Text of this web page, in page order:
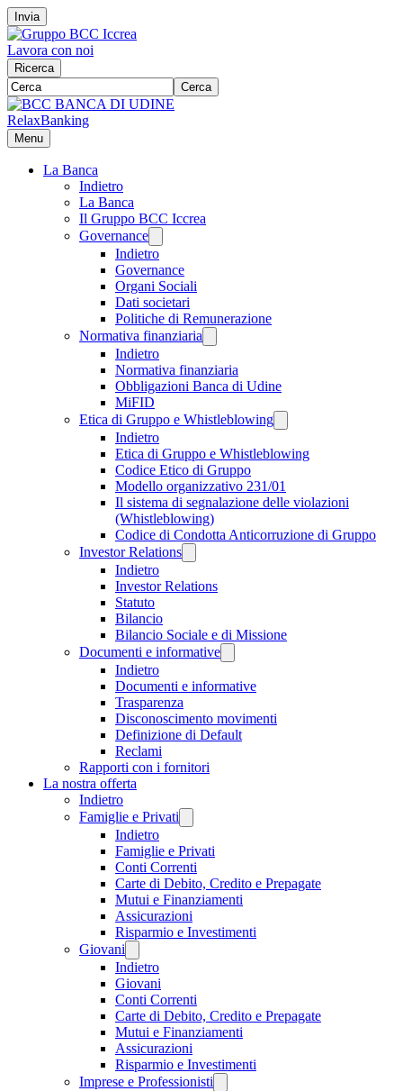
Invia
Lavora con noi
Ricerca
Cerca
RelaxBanking
Menu
La Banca
Indietro
La Banca
Il Gruppo BCC Iccrea
Governance
Indietro
Governance
Organi Sociali
Dati societari
Politiche di Remunerazione
Normativa finanziaria
Indietro
Normativa finanziaria
Obbligazioni Banca di Udine
MiFID
Etica di Gruppo e Whistleblowing
Indietro
Etica di Gruppo e Whistleblowing
Codice Etico di Gruppo
Modello organizzativo 231/01
Il sistema di segnalazione delle violazioni
(Whistleblowing)
Codice di Condotta Anticorruzione di Gruppo
Investor Relations
Indietro
Investor Relations
Statuto
Bilancio
Bilancio Sociale e di Missione
Documenti e informative
Indietro
Documenti e informative
Trasparenza
Disconoscimento movimenti
Definizione di Default
Reclami
Rapporti con i fornitori
La nostra offerta
Indietro
Famiglie e Privati
Indietro
Famiglie e Privati
Conti Correnti
Carte di Debito, Credito e Prepagate
Mutui e Finanziamenti
Assicurazioni
Risparmio e Investimenti
Giovani
Indietro
Giovani
Conti Correnti
Carte di Debito, Credito e Prepagate
Mutui e Finanziamenti
Assicurazioni
Risparmio e Investimenti
Imprese e Professionisti